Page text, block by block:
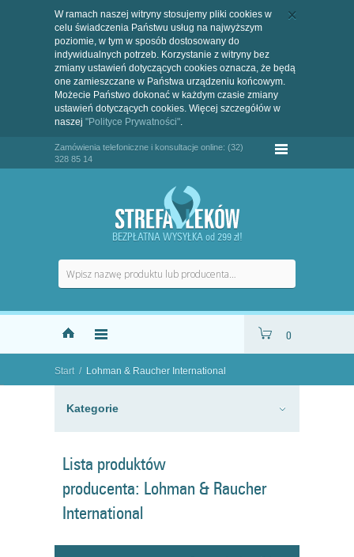
W ramach naszej witryny stosujemy pliki cookies w
celu świadczenia Państwu usług na najwyższym
poziomie, w tym w sposób dostosowany do
indywidualnych potrzeb. Korzystanie z witryny bez
zmiany ustawień dotyczących cookies oznacza, że będą
one zamieszczane w Państwa urządzeniu końcowym.
Możecie Państwo dokonać w każdym czasie zmiany
ustawień dotyczących cookies. Więcej szczegółów w
naszej "Polityce Prywatności".
Zamówienia telefoniczne i konsultacje online: (32)
328 85 14
BEZPŁATNA WYSYŁKA od 299 zł!
0
Start / Lohman & Raucher International
"
Kategorie
Lista produktów
producenta: Lohman & Raucher
International